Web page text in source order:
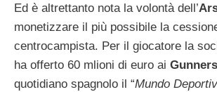
Ed è altrettanto nota la volontà dell’
monetizzare il più possibile la
centrocampista. Per il giocatore la
ha offerto 60 mlioni di euro ai Gunners
quotidiano spagnolo il “Mundo